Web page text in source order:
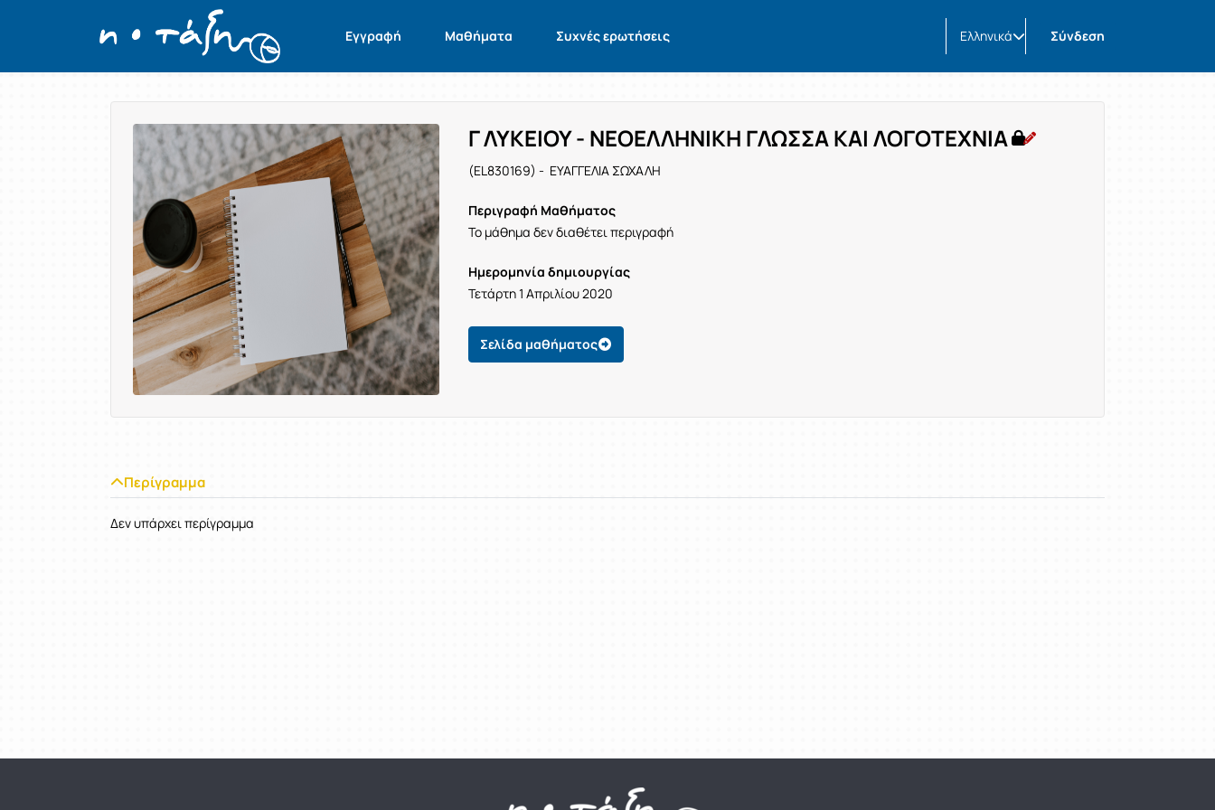
Εγγραφή Μαθήματα Συχνές ερωτήσεις Ελληνικά Σύνδεση
Παρουσίαση/Προβολή
Γ ΛΥΚΕΙΟΥ - ΝΕΟΕΛΛΗΝΙΚΗ ΓΛΩΣΣΑ ΚΑΙ ΛΟΓΟΤΕΧΝΙΑ
(EL830169) - ΕΥΑΓΓΕΛΙΑ ΣΩΧΑΛΗ
Περιγραφή Μαθήματος
Το μάθημα δεν διαθέτει περιγραφή
Ημερομηνία δημιουργίας
Τετάρτη 1 Απριλίου 2020
Σελίδα μαθήματος
Περίγραμμα
Δεν υπάρχει περίγραμμα